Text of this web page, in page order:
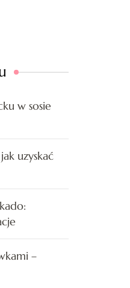
w sosie
uzyskać
–